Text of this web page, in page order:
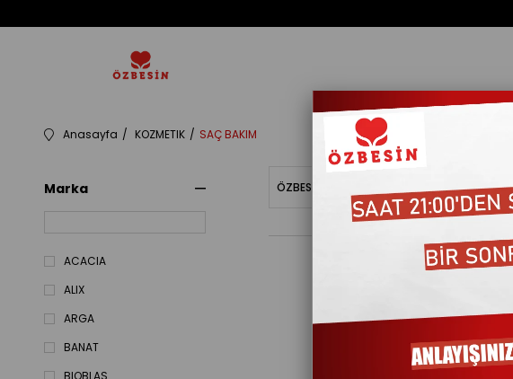
Anasayfa KOZMETIK SAÇ BAKIM
Marka
ACACIA
ALIX
ARGA
BANAT
BIOBLAS
ÖZBESINBAKIYE Fiyata Göre (Artan)